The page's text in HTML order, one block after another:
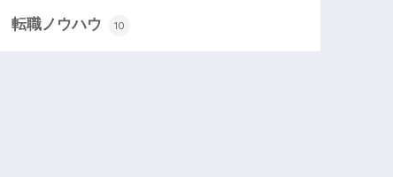
転職ノウハウ 10